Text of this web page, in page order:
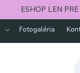
ESHOP LEN
Fotogaléria